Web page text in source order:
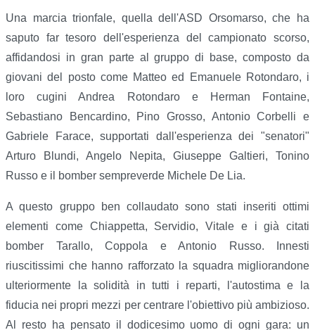
Una marcia trionfale, quella dell'ASD Orsomarso, che ha
saputo far tesoro dell'esperienza del campionato scorso,
affidandosi in gran parte al gruppo di base, composto da
giovani del posto come Matteo ed Emanuele Rotondaro, i
loro cugini Andrea Rotondaro e Herman Fontaine,
Sebastiano Bencardino, Pino Grosso, Antonio Corbelli e
Gabriele Farace, supportati dall'esperienza dei "senatori"
Arturo Blundi, Angelo Nepita, Giuseppe Galtieri, Tonino
Russo e il bomber sempreverde Michele De Lia.
A questo gruppo ben collaudato sono stati inseriti ottimi
elementi come Chiappetta, Servidio, Vitale e i già citati
bomber Tarallo, Coppola e Antonio Russo. Innesti
riuscitissimi che hanno rafforzato la squadra migliorandone
ulteriormente la solidità in tutti i reparti, l'autostima e la
fiducia nei propri mezzi per centrare l'obiettivo più ambizioso.
Al resto ha pensato il dodicesimo uomo di ogni gara: un